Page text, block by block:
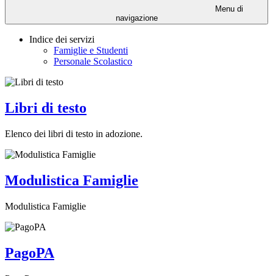
Menu di
navigazione
Indice dei servizi
Famiglie e Studenti
Personale Scolastico
Libri di testo
Elenco dei libri di testo in adozione.
Modulistica Famiglie
Modulistica Famiglie
PagoPA